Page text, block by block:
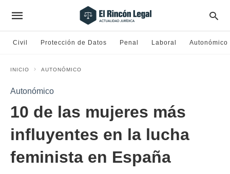
Civil Protección de Datos Penal Laboral Autonómico
INICIO AUTONÓMICO
Autonómico
10 de las mujeres más
influyentes en la lucha
feminista en España